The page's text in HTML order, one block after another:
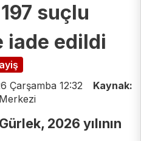
suçlu
iade edildi
Çarşamba 12:32
Kaynak:
2026 yılının